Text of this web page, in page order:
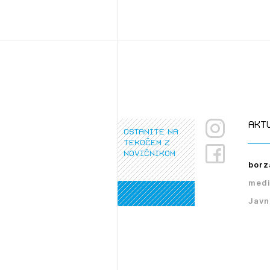
ostanite na
tekočem z
novičnikom